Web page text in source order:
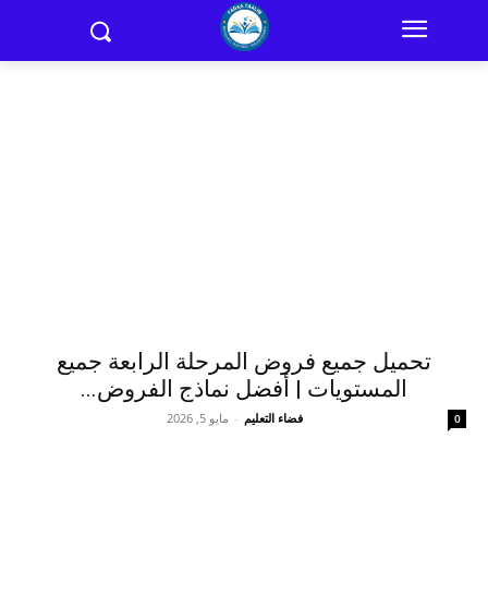
تحميل جميع فروض المرحلة الرابعة جميع
المستويات | أفضل نماذج الفروض...
فضاء التعليم - مايو 5, 2026 0